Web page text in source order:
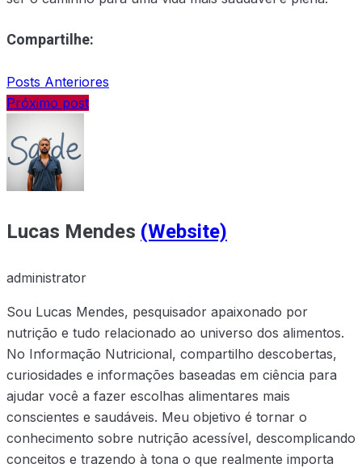
Compartilhe:
Posts Anteriores
Próximo post
Lucas Mendes (Website)
administrator
Sou Lucas Mendes, pesquisador apaixonado por
nutrição e tudo relacionado ao universo dos alimentos.
No Informação Nutricional, compartilho descobertas,
curiosidades e informações baseadas em ciência para
ajudar você a fazer escolhas alimentares mais
conscientes e saudáveis. Meu objetivo é tornar o
conhecimento sobre nutrição acessível, descomplicando
conceitos e trazendo à tona o que realmente importa